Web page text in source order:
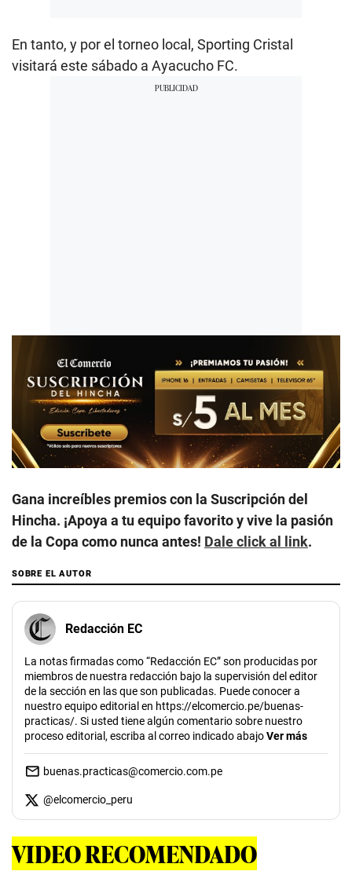
En tanto, y por el torneo local, Sporting Cristal
visitará este sábado a Ayacucho FC.
Gana increíbles premios con la Suscripción del
Hincha. ¡Apoya a tu equipo favorito y vive la pasión
de la Copa como nunca antes! Dale click al link.
SOBRE EL AUTOR
Redacción EC
La notas firmadas como “Redacción EC” son producidas por
miembros de nuestra redacción bajo la supervisión del editor
de la sección en las que son publicadas. Puede conocer a
nuestro equipo editorial en https://elcomercio.pe/buenas-
practicas/. Si usted tiene algún comentario sobre nuestro
proceso editorial, escriba al correo indicado abajoVer más
buenas.practicas@comercio.com.pe
@elcomercio_peru
VIDEO RECOMENDADO